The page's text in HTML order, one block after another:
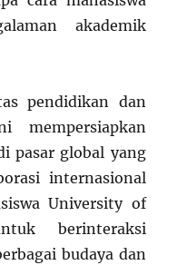
akademik
pendidikan dan
mempersiapkan
pasar global yang
internasional
University of
berinteraksi
budaya dan